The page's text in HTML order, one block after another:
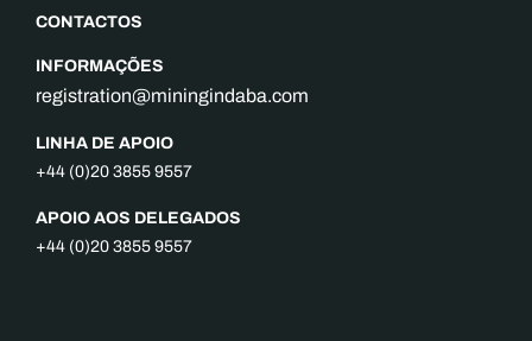
CONTACTOS
INFORMAÇÕES
registration@miningindaba.com
LINHA DE APOIO
+44 (0)20 3855 9557
APOIO AOS DELEGADOS
+44 (0)20 3855 9557